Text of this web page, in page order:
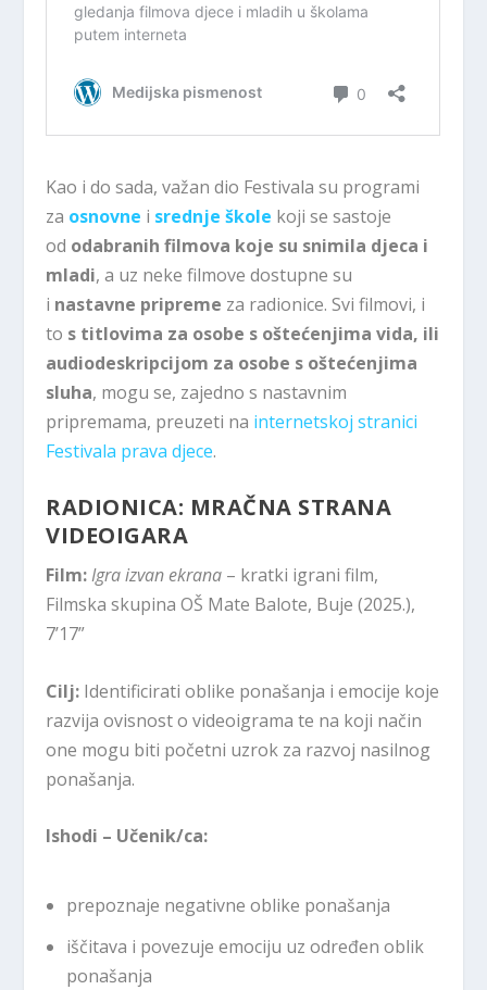
Kao i do sada, važan dio Festivala su programi
za osnovne i srednje škole koji se sastoje
od odabranih filmova koje su snimila djeca i
mladi, a uz neke filmove dostupne su
i nastavne pripreme za radionice. Svi filmovi, i
to s titlovima za osobe s oštećenjima vida, ili
audiodeskripcijom za osobe s oštećenjima
sluha, mogu se, zajedno s nastavnim
pripremama, preuzeti na internetskoj stranici
Festivala prava djece.
RADIONICA: MRAČNA STRANA
VIDEOIGARA
Film: Igra izvan ekrana – kratki igrani film,
Filmska skupina OŠ Mate Balote, Buje (2025.),
7’17”
Cilj: Identificirati oblike ponašanja i emocije koje
razvija ovisnost o videoigrama te na koji način
one mogu biti početni uzrok za razvoj nasilnog
ponašanja.
Ishodi – Učenik/ca:
prepoznaje negativne oblike ponašanja
iščitava i povezuje emociju uz određen oblik
ponašanja